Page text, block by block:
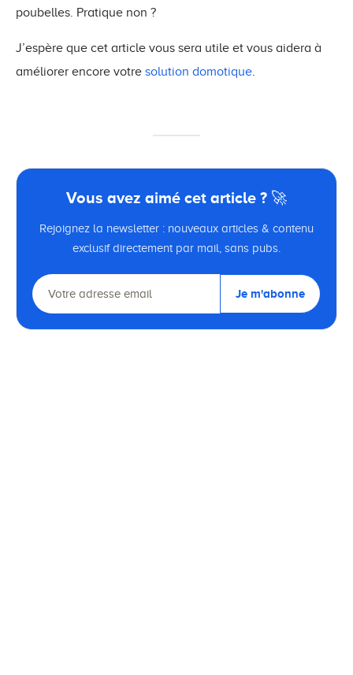
poubelles. Pratique non ?
J’espère que cet article vous sera utile et vous aidera à
améliorer encore votre solution domotique.
Vous avez aimé cet article ? 🚀
Rejoignez la newsletter : nouveaux articles & contenu
exclusif directement par mail, sans pubs.
Je m'abonne